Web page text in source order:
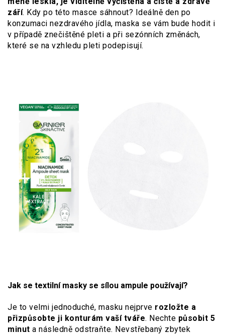
září. Kdy po této masce sáhnout? Ideálně den po
konzumaci nezdravého jídla, maska se vám bude hodit i
v případě znečištěné pleti a při sezónních změnách,
které se na vzhledu pleti podepisují.
Jak se textilní masky se sílou ampule používají?
Je to velmi jednoduché, masku nejprve rozložte a
přizpůsobte ji konturám vaší tváře. Nechte působit 5
minut a následně odstraňte. Nevstřebaný zbytek